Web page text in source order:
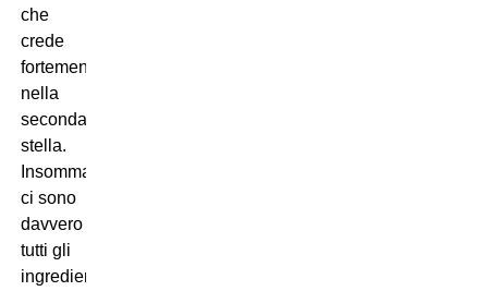
che
crede
fortemente
nella
seconda
stella.
Insomma,
ci sono
davvero
tutti gli
ingredienti